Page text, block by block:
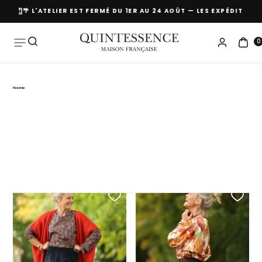
Passer
contenu
🌴 L'ATELIER EST FERMÉ DU 1ER AU 24 AOÛT — LES
0
Naomie